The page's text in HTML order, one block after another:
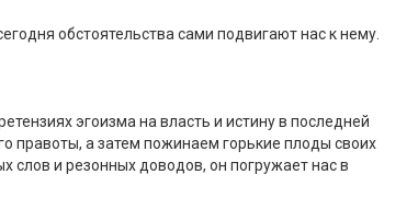
обстоятельства сами подвигают нас к нему.
эгоизма на власть и истину в последней
правоты, а затем пожинаем горькие плоды своих
слов и резонных доводов, он погружает нас в